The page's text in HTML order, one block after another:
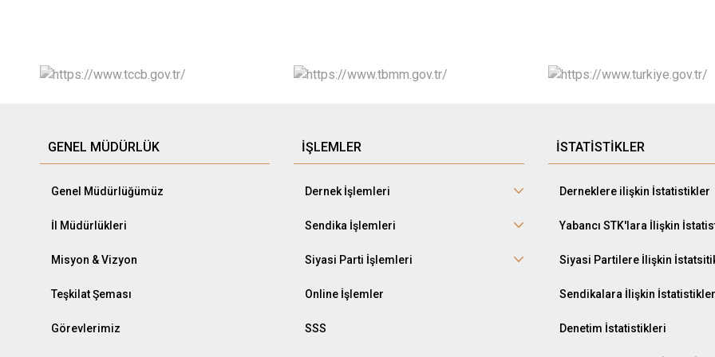
GENEL MÜDÜRLÜK
Genel Müdürlüğümüz
İl Müdürlükleri
Misyon & Vizyon
Teşkilat Şeması
Görevlerimiz
İŞLEMLER
Dernek İşlemleri
Sendika İşlemleri
Siyasi Parti İşlemleri
Online İşlemler
SSS
İSTATİSTİKLER
Derneklere ilişkin İstatistikler
Yabancı STK'lara İlişkin
Siyasi Partilere İlişkin
Sendikalara İlişkin İstatistikler
Denetim İstatistikleri